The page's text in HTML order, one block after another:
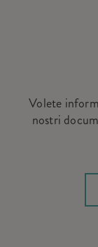
Volete
nostri